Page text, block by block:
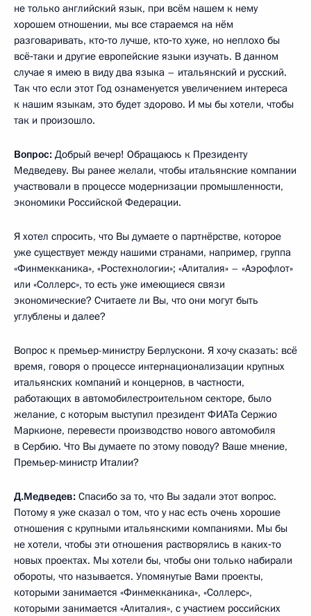
не только английский язык, при всём нашем к нему
хорошем отношении, мы все стараемся на нём
разговаривать, кто‑то лучше, кто‑то хуже, но неплохо бы
всё‑таки и другие европейские языки изучать. В данном
случае я имею в виду два языка – итальянский и русский.
Так что если этот Год ознаменуется увеличением интереса
к нашим языкам, это будет здорово. И мы бы хотели, чтобы
так и произошло.
Вопрос: Добрый вечер! Обращаюсь к Президенту
Медведеву. Вы ранее желали, чтобы итальянские компании
участвовали в процессе модернизации промышленности,
экономики Российской Федерации.
Я хотел спросить, что Вы думаете о партнёрстве, которое
уже существует между нашими странами, например, группа
«Финмекканика», «Ростехнологии»; «Алиталия» – «Аэрофлот»
или «Соллерс», то есть уже имеющиеся связи
экономические? Считаете ли Вы, что они могут быть
углублены и далее?
Вопрос к премьер-министру Берлускони. Я хочу сказать: всё
время, говоря о процессе интернационализации крупных
итальянских компаний и концернов, в частности,
работающих в автомобилестроительном секторе, было
желание, с которым выступил президент ФИАТа Сержио
Маркионе, перевести производство нового автомобиля
в Сербию. Что Вы думаете по этому поводу? Ваше мнение,
Премьер-министр Италии?
Д.Медведев: Спасибо за то, что Вы задали этот вопрос.
Потому я уже сказал о том, что у нас есть очень хорошие
отношения с крупными итальянскими компаниями. Мы бы
не хотели, чтобы эти отношения растворялись в каких‑то
новых проектах. Мы хотели бы, чтобы они только набирали
обороты, что называется. Упомянутые Вами проекты,
которыми занимается «Финмекканика», «Соллерс»,
которыми занимается «Алиталия», с участием российских